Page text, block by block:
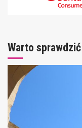
Warto sprawdzić